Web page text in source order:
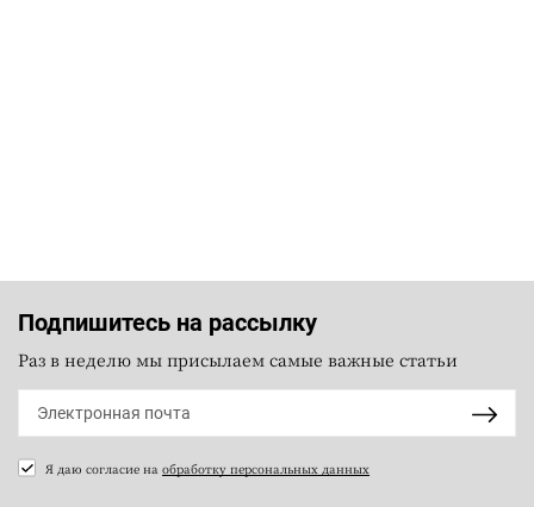
Подпишитесь на рассылку
Раз в неделю мы присылаем самые важные статьи
Я даю согласие на обработку персональных данных